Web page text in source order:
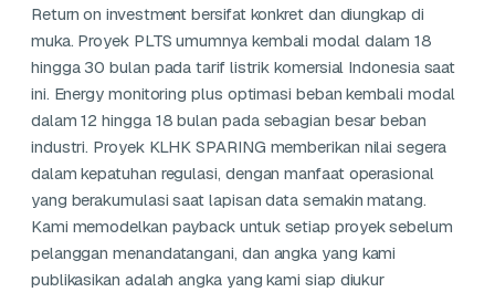
Return on investment bersifat konkret dan diungkap di
muka. Proyek PLTS umumnya kembali modal dalam 18
hingga 30 bulan pada tarif listrik komersial Indonesia saat
ini. Energy monitoring plus optimasi beban kembali modal
dalam 12 hingga 18 bulan pada sebagian besar beban
industri. Proyek KLHK SPARING memberikan nilai segera
dalam kepatuhan regulasi, dengan manfaat operasional
yang berakumulasi saat lapisan data semakin matang.
Kami memodelkan payback untuk setiap proyek sebelum
pelanggan menandatangani, dan angka yang kami
publikasikan adalah angka yang kami siap diukur